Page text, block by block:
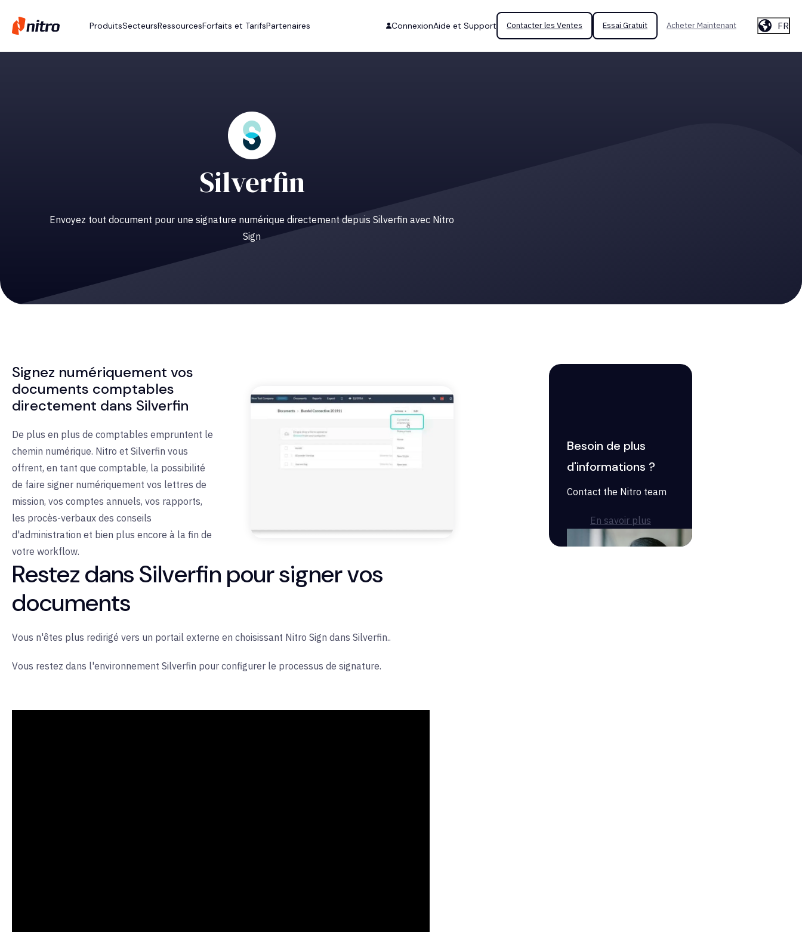
ProduitsSecteursRessourcesForfaits et TarifsPartenaires ConnexionAide et Support Contacter les Ventes Essai Gratuit Acheter Maintenant FR
Silverfin
Envoyez tout document pour une signature numérique directement depuis Silverfin avec Nitro
Sign
Signez numériquement vos
documents comptables
directement dans Silverfin
De plus en plus de comptables empruntent le
chemin numérique. Nitro et Silverfin vous
offrent, en tant que comptable, la possibilité
de faire signer numériquement vos lettres de
mission, vos comptes annuels, vos rapports,
les procès-verbaux des conseils
d'administration et bien plus encore à la fin de
votre workflow.
Restez dans Silverfin pour signer vos
documents
Vous n'êtes plus redirigé vers un portail externe en choisissant Nitro Sign dans Silverfin..
Vous restez dans l'environnement Silverfin pour configurer le processus de signature.
Besoin de plus
d'informations ?
Contact the Nitro team
En savoir plus